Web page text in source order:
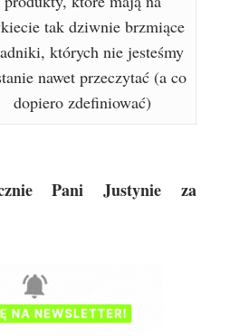
tak dziwnie brzmiące
których nie jesteśmy
nawet przeczytać (a co
dopiero zdefiniować)
Pani Justynie za